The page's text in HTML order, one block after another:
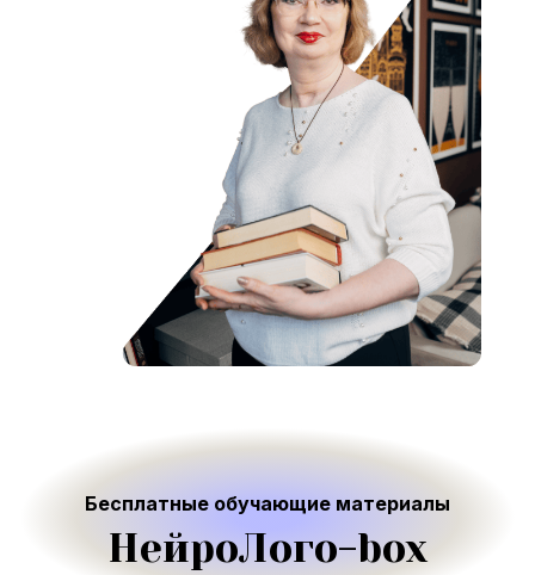
Бесплатные обучающие материалы
НейроЛого-box